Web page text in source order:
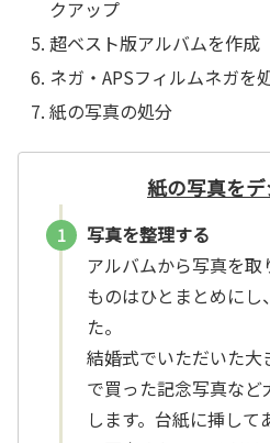
クアップ
超ベスト版アルバムを作成
ネガ・APSフィルムネガを
紙の写真の処分
紙の写真を
写真を整理する
アルバムから写真を
ものはひとまとめに
た。
結婚式でいただいた
で買った記念写真な
します。台紙に挿し